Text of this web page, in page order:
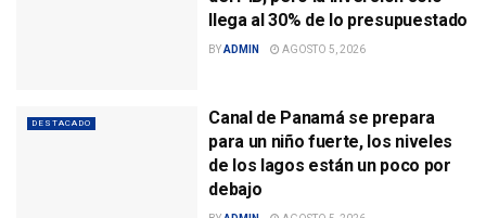
llega al 30% de lo presupuestado
BYADMIN AGOSTO 5, 2026
DESTACADO
Canal de Panamá se prepara
para un niño fuerte, los niveles
de los lagos están un poco por
debajo